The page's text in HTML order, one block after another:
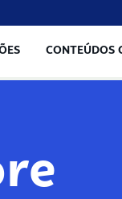
CONTEÚDOS